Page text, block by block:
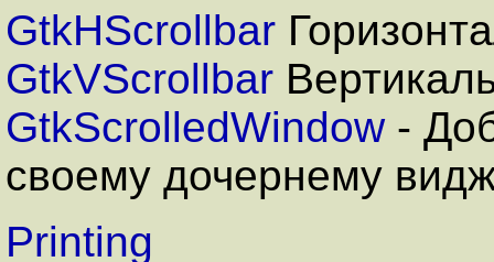
GtkHScrollbar
GtkVScrollbar
GtkScrolledWindow-
своему дочернему
Printing